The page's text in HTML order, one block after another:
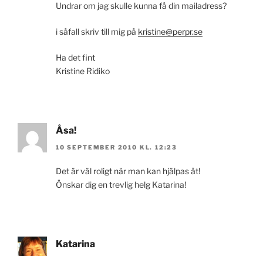
Undrar om jag skulle kunna få din mailadress?
i såfall skriv till mig på kristine@perpr.se
Ha det fint
Kristine Ridiko
Åsa!
10 SEPTEMBER 2010 KL. 12:23
Det är väl roligt när man kan hjälpas åt!
Önskar dig en trevlig helg Katarina!
Katarina